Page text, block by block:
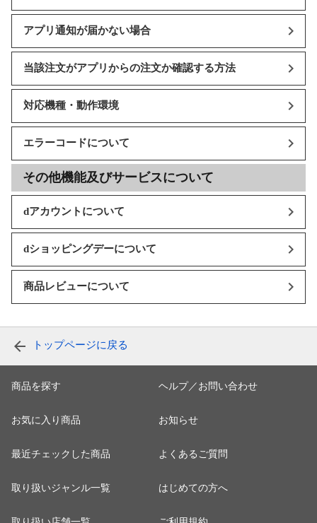
アプリ通知が届かない場合
当該注文がアプリからの注文か確認する方法
対応機種・動作環境
エラーコードについて
その他機能及びサービスについて
dアカウントについて
dショッピングデーについて
商品レビューについて
トップページに戻る
商品を探す
お気に入り商品
最近チェックした商品
取り扱いジャンル一覧
ヘルプ／お問い合わせ
お知らせ
よくあるご質問
はじめての方へ